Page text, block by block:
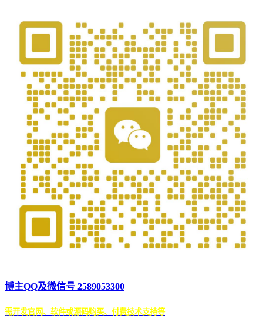
博主QQ及微信号 2589053300
需开发官网、软件或源码购买、付费技术支持等